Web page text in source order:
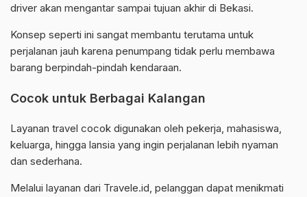
driver akan mengantar sampai tujuan akhir di Bekasi.
Konsep seperti ini sangat membantu terutama untuk
perjalanan jauh karena penumpang tidak perlu membawa
barang berpindah-pindah kendaraan.
Cocok untuk Berbagai Kalangan
Layanan travel cocok digunakan oleh pekerja, mahasiswa,
keluarga, hingga lansia yang ingin perjalanan lebih nyaman
dan sederhana.
Melalui layanan dari Travele.id, pelanggan dapat menikmati